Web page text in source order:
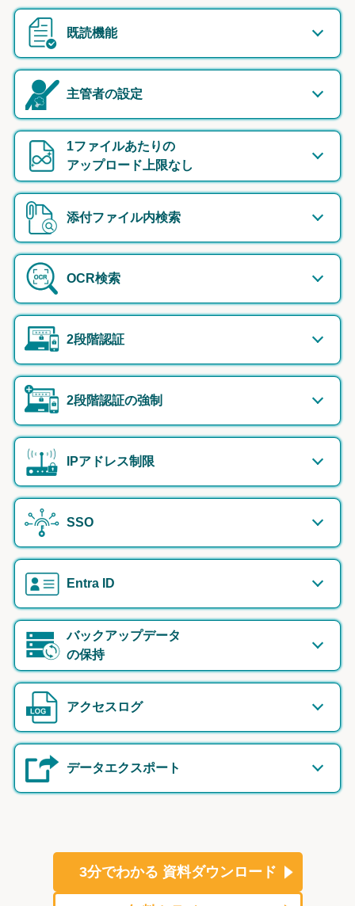
既読機能
主管者の設定
1ファイルあたりの
アップロード上限なし
添付ファイル内検索
OCR検索
2段階認証
2段階認証の強制
IPアドレス制限
SSO
Entra ID
バックアップデータ
の保持
アクセスログ
データエクスポート
3分でわかる 資料ダウンロード